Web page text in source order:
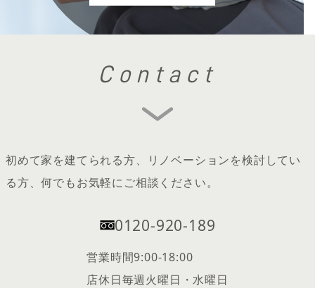
Contact
初めて家を建てられる方、リノベーションを検討してい
る方、何でもお気軽にご相談ください。
0120-920-189
営業時間9:00-18:00
店休日毎週火曜日・水曜日